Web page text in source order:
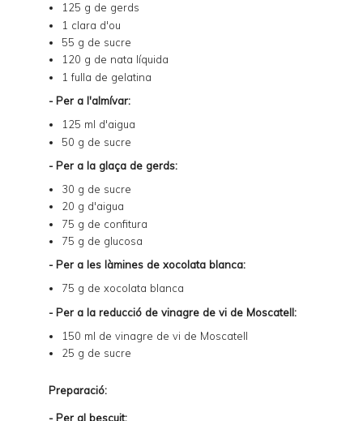
125 g de gerds
1 clara d'ou
55 g de sucre
120 g de nata líquida
1 fulla de gelatina
- Per a l'almívar:
125 ml d'aigua
50 g de sucre
- Per a la glaça de gerds:
30 g de sucre
20 g d'aigua
75 g de confitura
75 g de glucosa
- Per a les làmines de xocolata blanca:
75 g de xocolata blanca
- Per a la reducció de vinagre de vi de Moscatell:
150 ml de vinagre de vi de Moscatell
25 g de sucre
Preparació:
- Per al bescuit: